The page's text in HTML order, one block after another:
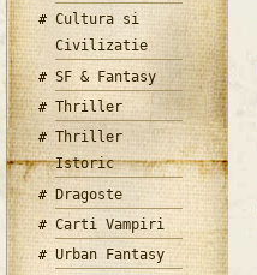
Cultura si
Civilizatie
SF & Fantasy
Thriller
Thriller
Istoric
Dragoste
Carti Vampiri
Urban Fantasy